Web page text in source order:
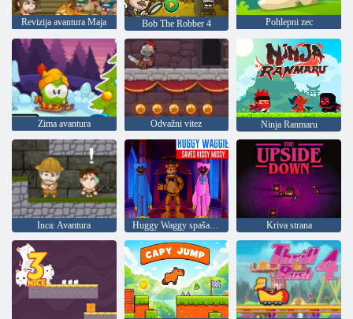
Revizija avantura Maja Bob The Robber 4 Pohlepni zec
Zima avantura Odvažni vitez Ninja Ranmaru
Inca: Avantura Huggy Waggy spašava Kissy Missy Kriva strana